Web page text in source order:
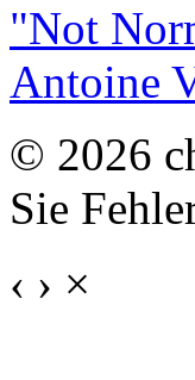
"Not
Antoine
© 2026
Sie
‹ › ×